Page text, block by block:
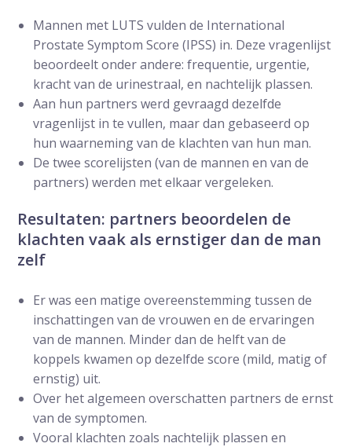
Mannen met LUTS vulden de International
Prostate Symptom Score (IPSS) in. Deze vragenlijst
beoordeelt onder andere: frequentie, urgentie,
kracht van de urinestraal, en nachtelijk plassen.
Aan hun partners werd gevraagd dezelfde
vragenlijst in te vullen, maar dan gebaseerd op
hun waarneming van de klachten van hun man.
De twee scorelijsten (van de mannen en van de
partners) werden met elkaar vergeleken.
Resultaten: partners beoordelen de
klachten vaak als ernstiger dan de man
zelf
Er was een matige overeenstemming tussen de
inschattingen van de vrouwen en de ervaringen
van de mannen. Minder dan de helft van de
koppels kwamen op dezelfde score (mild, matig of
ernstig) uit.
Over het algemeen overschatten partners de ernst
van de symptomen.
Vooral klachten zoals nachtelijk plassen en